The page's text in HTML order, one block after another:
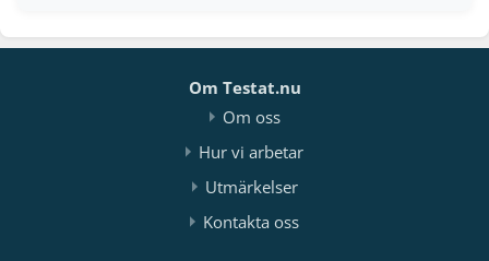
Om Testat.nu
Om oss
Hur vi arbetar
Utmärkelser
Kontakta oss